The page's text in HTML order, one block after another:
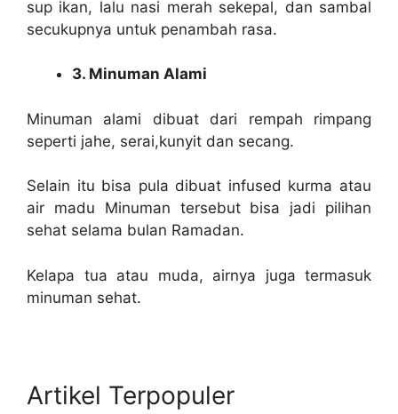
sup ikan, lalu nasi merah sekepal, dan sambal
secukupnya untuk penambah rasa.
3. Minuman Alami
Minuman alami dibuat dari rempah rimpang
seperti jahe, serai,kunyit dan secang.
Selain itu bisa pula dibuat infused kurma atau
air madu Minuman tersebut bisa jadi pilihan
sehat selama bulan Ramadan.
Kelapa tua atau muda, airnya juga termasuk
minuman sehat.
Artikel Terpopuler